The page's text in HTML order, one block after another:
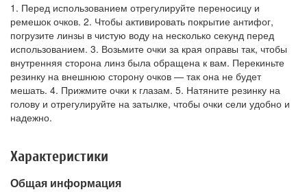
1. Перед использованием отрегулируйте переносицу и
ремешок очков. 2. Чтобы активировать покрытие антифог,
погрузите линзы в чистую воду на несколько секунд перед
использованием. 3. Возьмите очки за края оправы так, чтобы
внутренняя сторона линз была обращена к вам. Перекиньте
резинку на внешнюю сторону очков — так она не будет
мешать. 4. Прижмите очки к глазам. 5. Натяните резинку на
голову и отрегулируйте на затылке, чтобы очки сели удобно и
надежно.
Характеристики
Общая информация